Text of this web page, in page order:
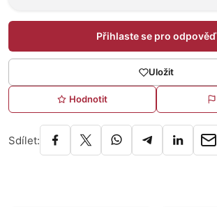
Přihlaste se pro odpověď
Uložit
Hodnotit
Sdílet: